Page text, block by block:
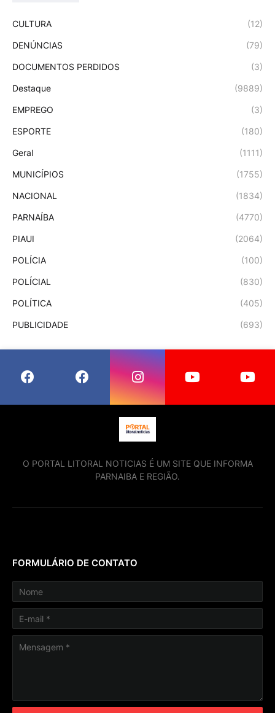
CULTURA (12)
DENÚNCIAS (79)
DOCUMENTOS PERDIDOS (3)
Destaque (9889)
EMPREGO (3)
ESPORTE (180)
Geral (1111)
MUNICÍPIOS (1755)
NACIONAL (1834)
PARNAÍBA (4770)
PIAUI (2064)
POLÍCIA (100)
POLÍCIAL (830)
POLÍTICA (405)
PUBLICIDADE (693)
O PORTAL LITORAL NOTICIAS É UM SITE QUE INFORMA
PARNAIBA E REGIÃO.
FORMULÁRIO DE CONTATO